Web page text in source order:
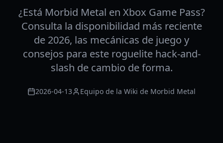
¿Está Morbid Metal en Xbox Game Pass?
Consulta la disponibilidad más reciente
de 2026, las mecánicas de juego y
consejos para este roguelite hack-and-
slash de cambio de forma.
2026-04-13 Equipo de la Wiki de Morbid Metal